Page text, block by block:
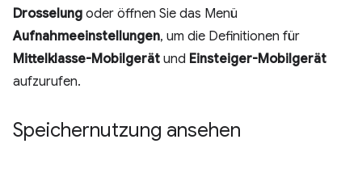
Drosselung oder öffnen Sie das Menü
Aufnahmeeinstellungen, um die Definitionen für
Mittelklasse-Mobilgerät und Einsteiger-Mobilgerät
aufzurufen.
Speichernutzung ansehen